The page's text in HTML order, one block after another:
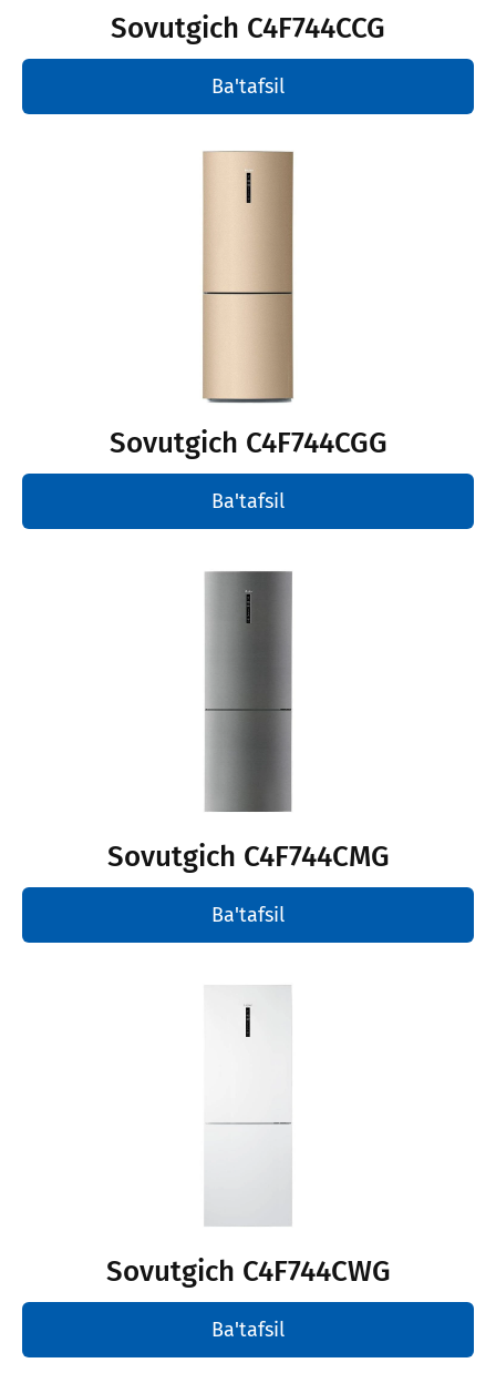
Sovutgich С4F744CCG
Ba'tafsil
Sovutgich C4F744CGG
Ba'tafsil
Sovutgich С4F744CMG
Ba'tafsil
Sovutgich С4F744CWG
Ba'tafsil